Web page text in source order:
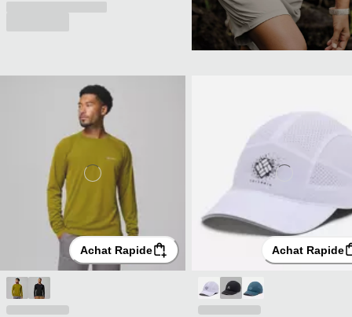
Achat Rapide Achat Rapide